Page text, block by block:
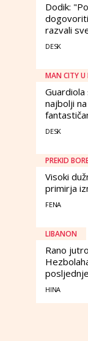
Dodik:
razvali
DESK
MAN CITY U
najbolji
DESK
PREKID
Visoki
primirja
FENA
LIBANON
Rano
HINA